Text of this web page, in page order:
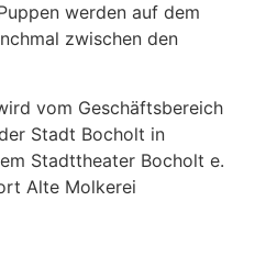
werden auf dem
zwischen den
vom Geschäftsbereich
Stadt Bocholt in
Stadttheater Bocholt e.
Alte Molkerei